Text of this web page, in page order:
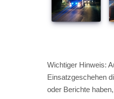
Wichtiger Hinweis:
Einsatzgeschehen
oder Berichte